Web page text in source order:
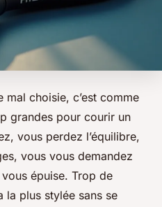
mal choisie, c’est comme
grandes pour courir un
vous perdez l’équilibre,
vous vous demandez
épuise. Trop de
la plus stylée sans se